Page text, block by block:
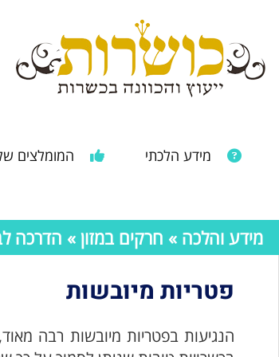
מידע הלכתי המומלצים
מידע והלכה » חרקים במזון » הדרכה
פטריות מיובשות
הנגיעות בפטריות מיובשות רבה